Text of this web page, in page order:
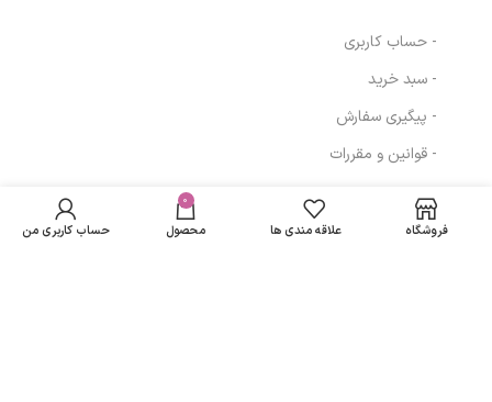
- حساب کاربری
- سبد خرید
- پیگیری سفارش
- قوانین و مقررات
مسیرهای ارتباطی
خرگوش کیوت سفید
تومان
272,000 تومان
باشد فروشگاه علاقه مندی ها
0
محصول حساب کاربری من